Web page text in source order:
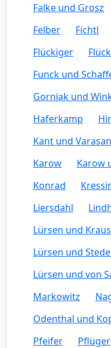
Falke und Grosz
Felber
Fichtl
Flückiger
Funck und
Gorniak und
Haferkamp
Kant und
Karow
Karow
Konrad
Liersdahl
Lürsen und Kraus
Lürsen und
Lürsen und von
Markowitz
Odenthal und
Pfeifer
Pflüger